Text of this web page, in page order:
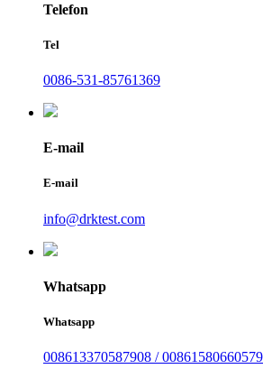
Telefon
Tel
0086-531-85761369
E-mail
E-mail
info@drktest.com
Whatsapp
Whatsapp
008613370587908 /